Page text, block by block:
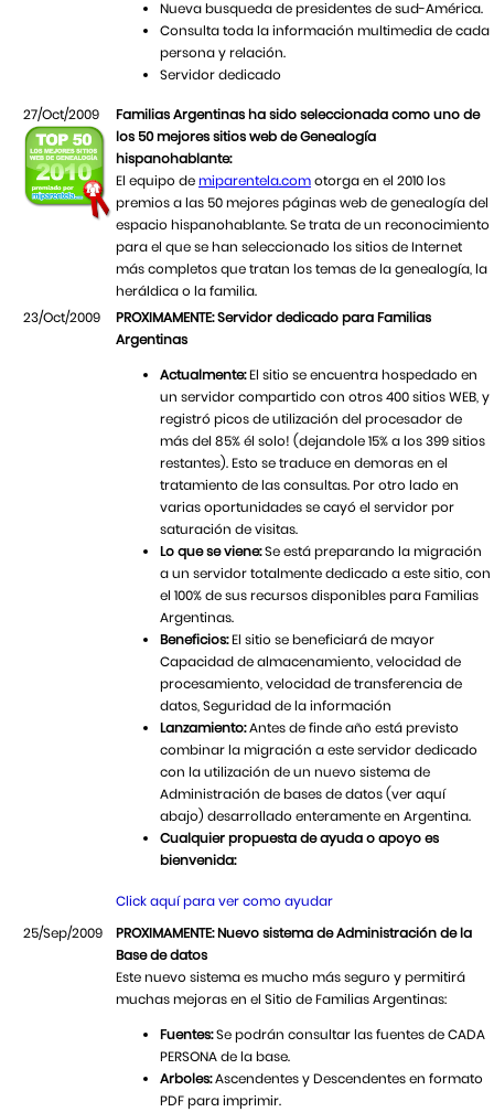
Nueva busqueda de presidentes de sud-América.
Consulta toda la información multimedia de cada
persona y relación.
Servidor dedicado
27/Oct/2009
Familias Argentinas ha sido seleccionada como uno de
los 50 mejores sitios web de Genealogía
hispanohablante:
El equipo demiparentela.comotorga en el 2010 los
premios a las 50 mejores páginas web de genealogía del
espacio hispanohablante. Se trata de un reconocimiento
para el que se han seleccionado los sitios de Internet
más completos que tratan los temas de la genealogía, la
heráldica o la familia.
23/Oct/2009
PROXIMAMENTE: Servidor dedicado para Familias
Argentinas
Actualmente:El sitio se encuentra hospedado en
un servidor compartido con otros 400 sitios WEB, y
registró picos de utilización del procesador de
más del 85% él solo! (dejandole 15% a los 399 sitios
restantes). Esto se traduce en demoras en el
tratamiento de las consultas. Por otro lado en
varias oportunidades se cayó el servidor por
saturación de visitas.
Lo que se viene:Se está preparando la migración
a un servidor totalmente dedicado a este sitio, con
el 100% de sus recursos disponibles para Familias
Argentinas.
Beneficios:El sitio se beneficiará de mayor
Capacidad de almacenamiento, velocidad de
procesamiento, velocidad de transferencia de
datos, Seguridad de la información
Lanzamiento:Antes de finde año está previsto
combinar la migración a este servidor dedicado
con la utilización de un nuevo sistema de
Administración de bases de datos (ver aquí
abajo) desarrollado enteramente en Argentina.
Cualquier propuesta de ayuda o apoyo es
bienvenida:
Click aquí para ver como ayudar
25/Sep/2009
PROXIMAMENTE: Nuevo sistema de Administración de la
Base de datos
Este nuevo sistema es mucho más seguro y permitirá
muchas mejoras en el Sitio de Familias Argentinas:
Fuentes:Se podrán consultar las fuentes de CADA
PERSONA de la base.
Arboles:Ascendentes y Descendentes en formato
PDF para imprimir.